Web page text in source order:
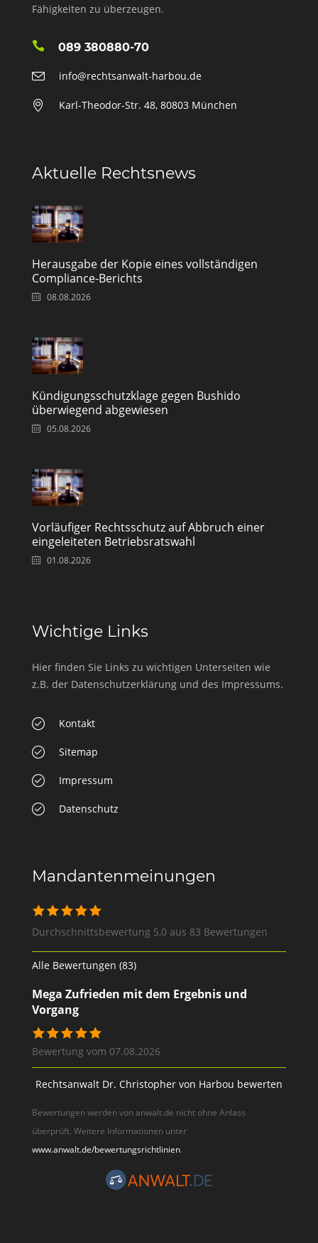
Fähigkeiten zu überzeugen.
089 380880-70
info@rechtsanwalt-harbou.de
Karl-Theodor-Str. 48, 80803 München
Aktuelle Rechtsnews
Herausgabe der Kopie eines vollständigen
Compliance-Berichts
08.08.2026
Kündigungsschutzklage gegen Bushido
überwiegend abgewiesen
05.08.2026
Vorläufiger Rechtsschutz auf Abbruch einer
eingeleiteten Betriebsratswahl
01.08.2026
Wichtige Links
Hier finden Sie Links zu wichtigen Unterseiten wie
z.B. der Datenschutzerklärung und des Impressums.
Kontakt
Sitemap
Impressum
Datenschutz
Mandantenmeinungen
Durchschnittsbewertung 5,0 aus 83 Bewertungen
Alle Bewertungen (83)
Mega Zufrieden mit dem Ergebnis und
Vorgang
Bewertung vom 07.08.2026
Rechtsanwalt Dr. Christopher von Harbou bewerten
Bewertungen werden von anwalt.de nicht ohne Anlass
überprüft. Weitere Informationen unter
www.anwalt.de/bewertungsrichtlinien.